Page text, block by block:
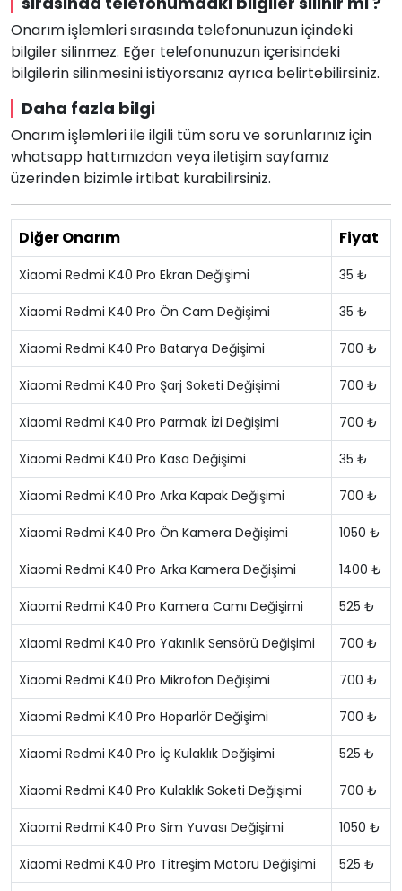
Onarım işlemleri sırasında telefonunuzun içindeki
bilgiler silinmez. Eğer telefonunuzun içerisindeki
bilgilerin silinmesini istiyorsanız ayrıca belirtebilirsiniz.
Daha fazla bilgi
Onarım işlemleri ile ilgili tüm soru ve sorunlarınız için
whatsapp hattımızdan veya iletişim sayfamız
üzerinden bizimle irtibat kurabilirsiniz.
Diğer Onarım Fiyat
Xiaomi Redmi K40 Pro Ekran Değişimi 35 ₺
Xiaomi Redmi K40 Pro Ön Cam Değişimi 35 ₺
Xiaomi Redmi K40 Pro Batarya Değişimi 700 ₺
Xiaomi Redmi K40 Pro Şarj Soketi Değişimi 700 ₺
Xiaomi Redmi K40 Pro Parmak İzi Değişimi 700 ₺
Xiaomi Redmi K40 Pro Kasa Değişimi 35 ₺
Xiaomi Redmi K40 Pro Arka Kapak Değişimi 700 ₺
Xiaomi Redmi K40 Pro Ön Kamera Değişimi 1050 ₺
Xiaomi Redmi K40 Pro Arka Kamera Değişimi 1400 ₺
Xiaomi Redmi K40 Pro Kamera Camı Değişimi 525 ₺
Xiaomi Redmi K40 Pro Yakınlık Sensörü Değişimi 700 ₺
Xiaomi Redmi K40 Pro Mikrofon Değişimi 700 ₺
Xiaomi Redmi K40 Pro Hoparlör Değişimi 700 ₺
Xiaomi Redmi K40 Pro İç Kulaklık Değişimi 525 ₺
Xiaomi Redmi K40 Pro Kulaklık Soketi Değişimi 700 ₺
Xiaomi Redmi K40 Pro Sim Yuvası Değişimi 1050 ₺
Xiaomi Redmi K40 Pro Titreşim Motoru Değişimi 525 ₺